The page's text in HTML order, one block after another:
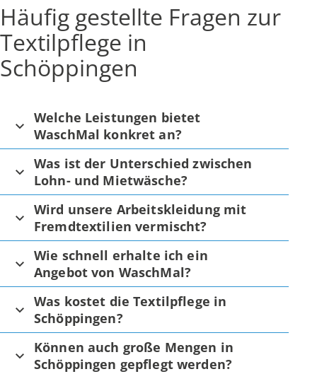
Häufig gestellte Fragen zur
Textilpflege in
Schöppingen
Welche Leistungen bietet
WaschMal konkret an?
Was ist der Unterschied zwischen
Lohn- und Mietwäsche?
Wird unsere Arbeitskleidung mit
Fremdtextilien vermischt?
Wie schnell erhalte ich ein
Angebot von WaschMal?
Was kostet die Textilpflege in
Schöppingen?
Können auch große Mengen in
Schöppingen gepflegt werden?